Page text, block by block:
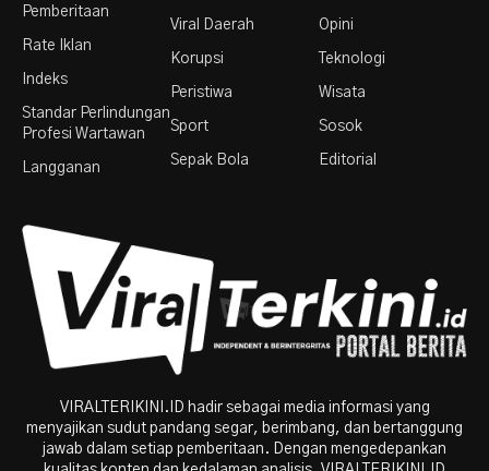
Pemberitaan
Rate Iklan
Indeks
Standar Perlindungan
Profesi Wartawan
Langganan
Viral Daerah
Korupsi
Peristiwa
Sport
Sepak Bola
Opini
Teknologi
Wisata
Sosok
Editorial
VIRALTERIKINI.ID hadir sebagai media informasi yang
menyajikan sudut pandang segar, berimbang, dan bertanggung
jawab dalam setiap pemberitaan. Dengan mengedepankan